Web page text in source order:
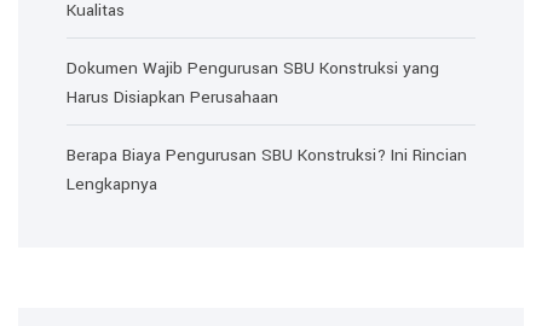
Kualitas
Dokumen Wajib Pengurusan SBU Konstruksi yang
Harus Disiapkan Perusahaan
Berapa Biaya Pengurusan SBU Konstruksi? Ini Rincian
Lengkapnya